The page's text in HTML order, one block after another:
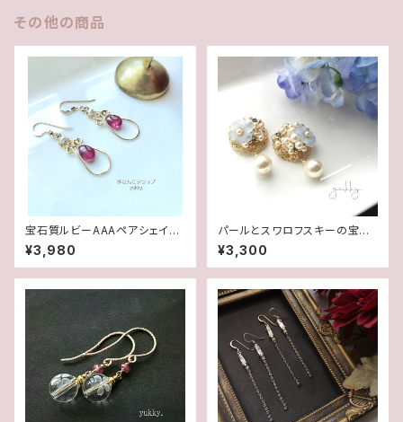
その他の商品
宝石質ルビーAAAペアシェイプ
✽淡水パール14kgfデザインピ
アス/イヤリング
¥3,980
パールとスワロフスキーの宝石
箱シリーズ＊ポストピアス･イヤ
リング
¥3,300